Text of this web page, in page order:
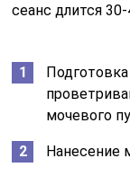
сеанс длится
мочевого
Нанесение